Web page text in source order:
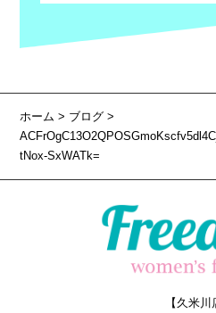
ホーム> ブログ >
tNox-SxWATk=
【久米川